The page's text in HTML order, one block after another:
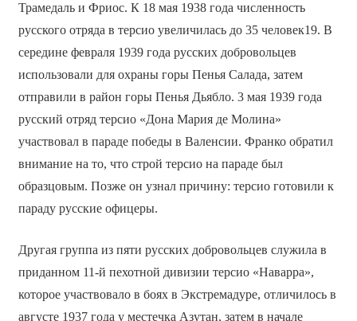
Трамедаль и Фриос. К 18 мая 1938 года численность
русского отряда в терсио увеличилась до 35 человек19. В
середине февраля 1939 года русских добровольцев
использовали для охраны горы Пенья Салада, затем
отправили в район горы Пенья Дьябло. 3 мая 1939 года
русский отряд терсио «Дона Мария де Молина»
участвовал в параде победы в Валенсии. Франко обратил
внимание на то, что строй терсио на параде был
образцовым. Позже он узнал причину: терсио готовили к
параду русские офицеры.
Другая группа из пяти русских добровольцев служила в
приданном 11-й пехотной дивизии терсио «Наварра»,
которое участвовало в боях в Экстремадуре, отличилось в
августе 1937 года у местечка Азутан, затем в начале